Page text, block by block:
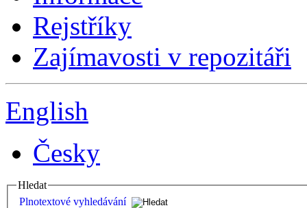
Rejstříky
Zajímavosti v repozitáři
English
Česky
Hledat
Plnotextové vyhledávání